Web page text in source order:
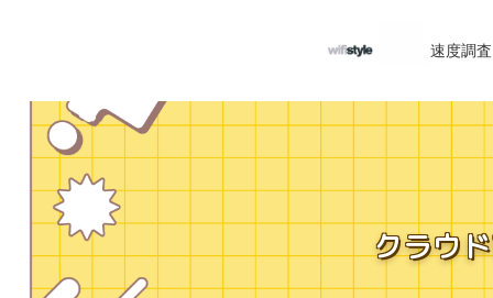
速度調査
クラウ